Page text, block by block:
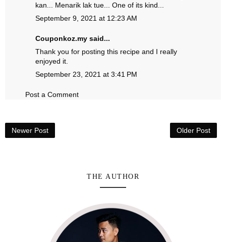
kan... Menarik lak tue... One of its kind...
September 9, 2021 at 12:23 AM
Couponkoz.my said...
Thank you for posting this recipe and I really
enjoyed it.
September 23, 2021 at 3:41 PM
Post a Comment
Newer Post Older Post
THE AUTHOR